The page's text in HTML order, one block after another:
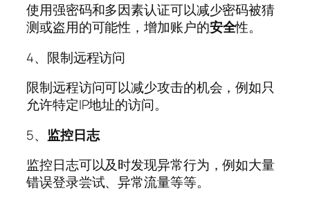
使用强密码和多因素认证可以减少密码被猜
测或盗用的可能性，增加账户的安全性。
4、限制远程访问
限制远程访问可以减少攻击的机会，例如只
允许特定IP地址的访问。
5、 监控日志
监控日志可以及时发现异常行为，例如大量
错误登录尝试、异常流量等等。